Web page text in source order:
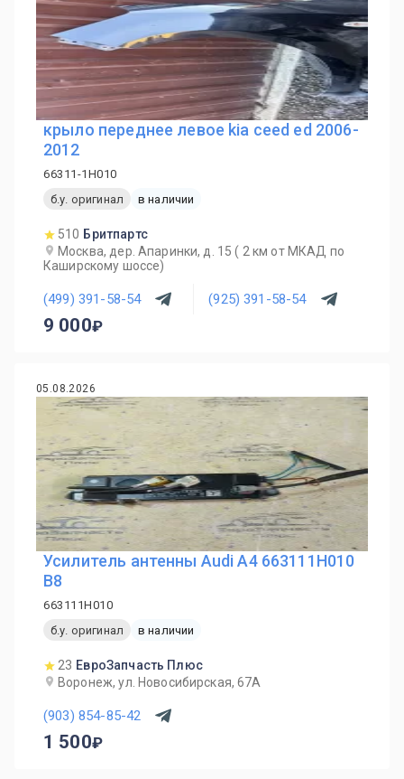
крыло переднее левое kia ceed ed 2006-
2012
66311-1H010
б.у. оригинал
в наличии
510 Бритпартс
Москва, дер. Апаринки, д. 15 ( 2 км от МКАД по
Каширскому шоссе)
(499) 391-58-54 (925) 391-58-54
9 000
05.08.2026
Усилитель антенны Audi A4 663111H010
B8
663111H010
б.у. оригинал
в наличии
23 ЕвроЗапчасть Плюс
Воронеж, ул. Новосибирская, 67А
(903) 854-85-42
1 500